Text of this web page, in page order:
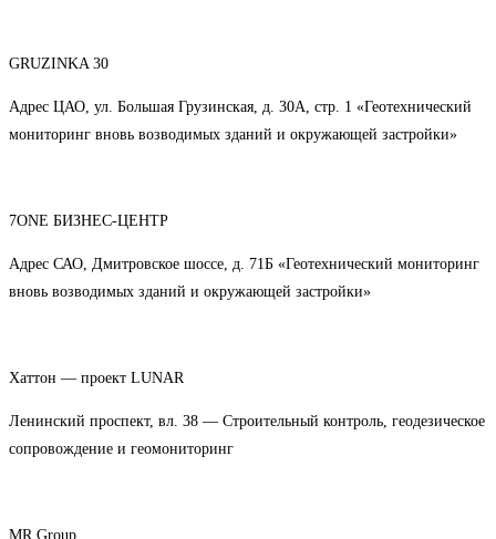
GRUZINKA 30
Адрес ЦАО, ул. Большая Грузинская, д. 30А, стр. 1 «Геотехнический
мониторинг вновь возводимых зданий и окружающей застройки»
7ONE БИЗНЕС-ЦЕНТР
Адрес САО, Дмитровское шоссе, д. 71Б «Геотехнический мониторинг
вновь возводимых зданий и окружающей застройки»
Хаттон — проект LUNAR
Ленинский проспект, вл. 38 — Строительный контроль, геодезическое
сопровождение и геомониторинг
MR Group